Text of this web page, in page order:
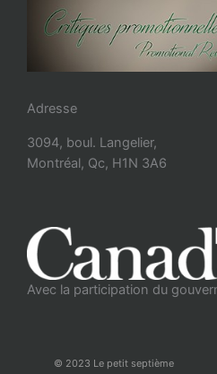
Adresse
3094, boul. Langelier,
Montréal, Qc, H1N 3A6
Avec la participation du
© 2023 Le petit septième